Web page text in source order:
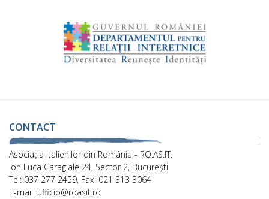
CONTACT
Asociaţia Italienilor din România - RO.AS.IT.
Ion Luca Caragiale 24, Sector 2, București
Tel: 037 277 2459, Fax: 021 313 3064
E-mail: ufficio@roasit.ro